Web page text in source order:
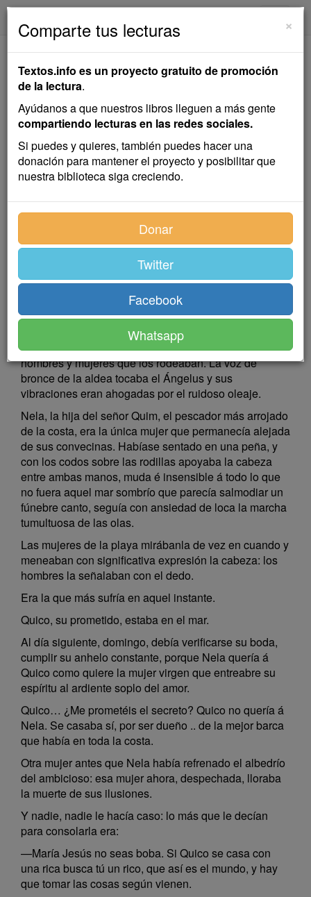
La Barca del Olvido
Alejandro Larrubiera
Cuento
¡Qué tarde más triste!… El cielo era de plomo y el mar
aparecía negruzco. Ahí en la playa estaba todo el
pueblo mirando atentamente hacia el límite en que
agua y nubes se fundían en un beso tétrico.
hombres discutían las probabilidades de que las
barcas que habían salido á la pesca de la sardina
pudiesen ganar la playa; los chicos, atemorizados,
permanecían quietos mirando estúpidamente, ora á
las encrespadas olas que ribeteadas de hirviente
espuma venían á morir á sus pies, ora á los grupos de
hombres y mujeres que los rodeaban. La voz de
bronce de la aldea tocaba el Ángelus y sus
vibraciones eran ahogadas por el ruidoso oleaje.
Nela, la hija del señor Quim, el pescador más arrojado
de la costa, era la única mujer que permanecía alejada
de sus convecinas. Habíase sentado en una peña, y
con los codos sobre las rodillas apoyaba la cabeza
entre ambas manos, muda é insensible á todo lo que
no fuera aquel mar sombrío que parecía salmodiar un
fúnebre canto, seguía con ansiedad de loca la marcha
tumultuosa de las olas.
Las mujeres de la playa mirábanla de vez en cuando y
meneaban con significativa expresión la cabeza: los
hombres la señalaban con el dedo.
Era la que más sufría en aquel instante.
Quico, su prometido, estaba en el mar.
Al día siguiente, domingo, debía verificarse su boda,
cumplir su anhelo constante, porque Nela quería á
Quico como quiere la mujer virgen que entreabre su
espíritu al ardiente soplo del amor.
Quico… ¿Me prometéis el secreto? Quico no quería á
Nela. Se casaba sí, por ser dueño .. de la mejor barca
que había en toda la costa.
Otra mujer antes que Nela había refrenado el albedrío
del ambicioso: esa mujer ahora, despechada, lloraba
la muerte de sus ilusiones.
Y nadie, nadie le hacía caso: lo más que le decían
para consolarla era:
—María Jesús no seas boba. Si Quico se casa con
una rica busca tú un rico, que así es el mundo, y hay
que tomar las cosas según vienen.
×
Comparte tus lecturas
Textos.info es un proyecto gratuito de promoción
de la lectura.
Ayúdanos a que nuestros libros lleguen a más gente
compartiendo lecturas en las redes sociales.
Si puedes y quieres, también puedes hacer una
donación para mantener el proyecto y posibilitar que
nuestra biblioteca siga creciendo.
Donar
Twitter
Facebook
Whatsapp